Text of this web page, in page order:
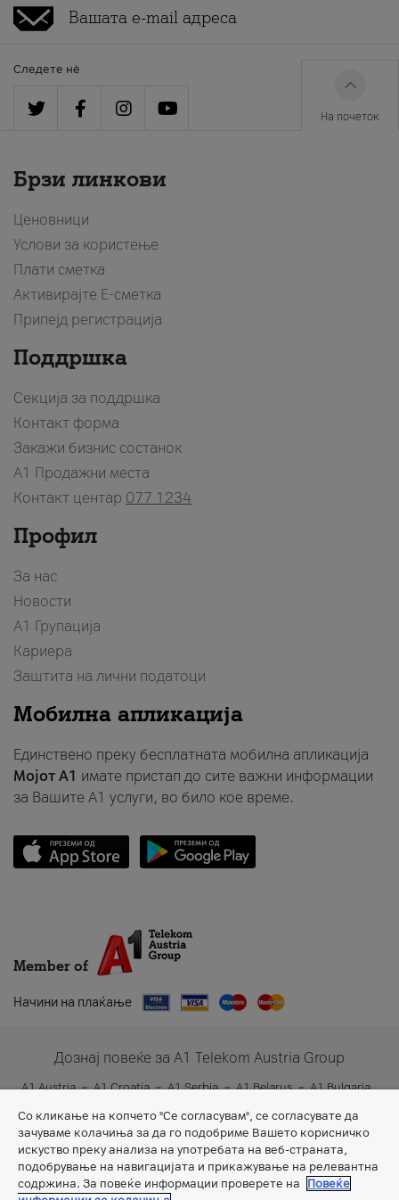
Следете нè
На почеток
Брзи линкови
Ценовници
Услови за користење
Плати сметка
Активирајте Е-сметка
Припејд регистрација
Поддршка
Секција за поддршка
Контакт форма
Закажи бизнис состанок
A1 Продажни места
Контакт центар 077 1234
Профил
За нас
Новости
А1 Групација
Кариера
Заштита на лични податоци
Мобилна апликација
Единствено преку бесплатната мобилна апликација
Мојот A1 имате пристап до сите важни информации
за Вашите A1 услуги, во било кое време.
Member of
Начини на плаќање
Дознај повеќе за A1 Telekom Austria Group
A1 Austria A1 Croatia A1 Serbia A1 Belarus
A1 Bulgaria
Со кликање на копчето "Се согласувам", се согласувате да
зачуваме колачиња за да го подобриме Вашето корисничко
искуство преку анализа на употребата на веб-страната,
подобрување на навигацијата и прикажување на релевантна
содржина. За повеќе информации проверете на
Повеќе